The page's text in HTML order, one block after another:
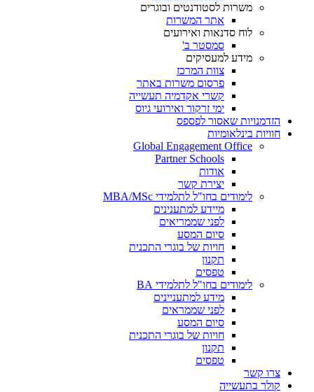
משרות לסטודנטים ובוגרים
אתר המשרות
לוח סדנאות ואירועים
סמסטר ב'
מידע למעסיקים
צוות המרכז
פרסום משרות באתר
קשרי אקדמיה תעשייה
ימי זרקור ואירועי גיוס
הזדמנויות שאסור לפספס
חוויות בינלאומיות
Global Engagement Office
Partner Schools
אודות
יצירת קשר
לימודים בחו"ל לתלמידי MBA/MSc
מיידע למתענינים
לפני שממריאים
סיום המסע
חויות של בוגרי התכנית
תקנון
טפסים
לימודים בחו"ל לתלמידי BA
מידע למתעניינים
לפני שממראים
סיום המסע
חויות של בוגרי התכנית
תקנון
טפסים
צרו קשר
קולר בתעשייה